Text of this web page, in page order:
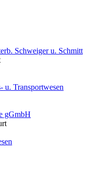
Schweiger u. Schmitt
u. Transportwesen
gGmbH